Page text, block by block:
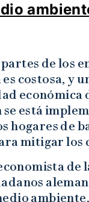
de los
costosa, y
económica
está
hogares de
mitigar los